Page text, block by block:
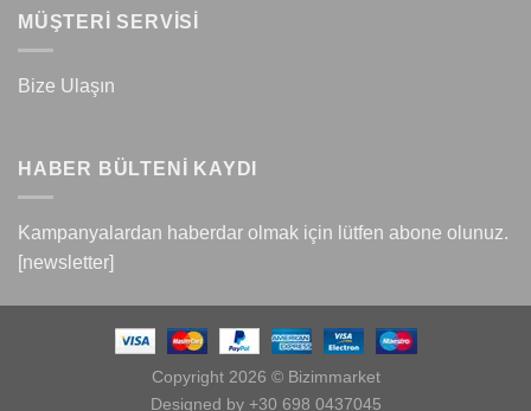
MÜŞTERİ SERVİSİ
Bize Ulaşın
HABER BÜLTENİ KAYDI
Kampanyalardan haberdar olmak için lütfen abone olunuz.
[newsletter]
Copyright 2026 © Bizimmarket
Designed by +30 698 0437045